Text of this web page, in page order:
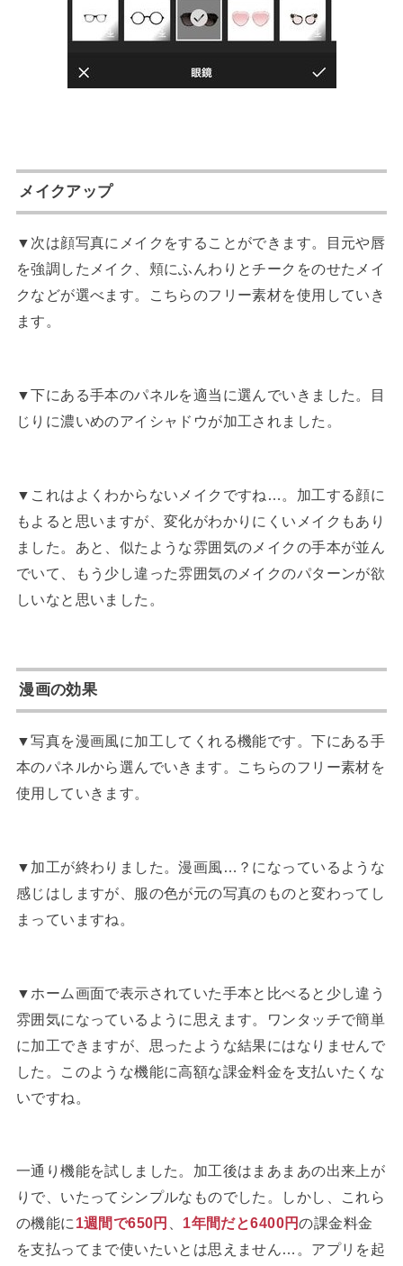
メイクアップ
▼次は顔写真にメイクをすることができます。目元や唇
を強調したメイク、頬にふんわりとチークをのせたメイ
クなどが選べます。こちらのフリー素材を使用していき
ます。
▼下にある手本のパネルを適当に選んでいきました。目
じりに濃いめのアイシャドウが加工されました。
▼これはよくわからないメイクですね…。加工する顔に
もよると思いますが、変化がわかりにくいメイクもあり
ました。あと、似たような雰囲気のメイクの手本が並ん
でいて、もう少し違った雰囲気のメイクのパターンが欲
しいなと思いました。
漫画の効果
▼写真を漫画風に加工してくれる機能です。下にある手
本のパネルから選んでいきます。こちらのフリー素材を
使用していきます。
▼加工が終わりました。漫画風…？になっているような
感じはしますが、服の色が元の写真のものと変わってし
まっていますね。
▼ホーム画面で表示されていた手本と比べると少し違う
雰囲気になっているように思えます。ワンタッチで簡単
に加工できますが、思ったような結果にはなりませんで
した。このような機能に高額な課金料金を支払いたくな
いですね。
一通り機能を試しました。加工後はまあまあの出来上が
りで、いたってシンプルなものでした。しかし、これら
の機能に 1週間で650円 1年間だと6400円の課金料金
を支払ってまで使いたいとは思えません…。アプリを起